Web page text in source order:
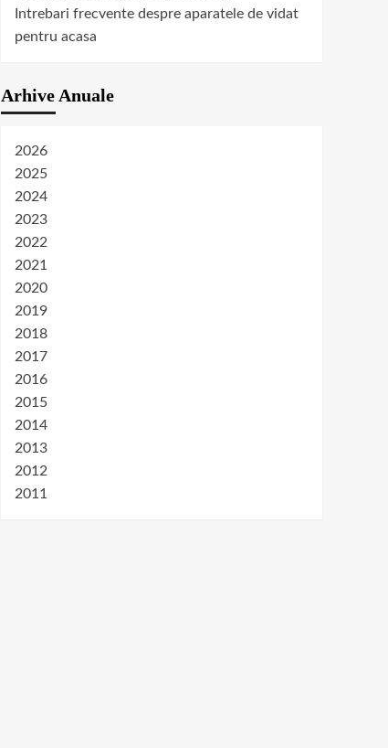
Intrebari frecvente despre aparatele de vidat
pentru acasa
Arhive Anuale
2026
2025
2024
2023
2022
2021
2020
2019
2018
2017
2016
2015
2014
2013
2012
2011